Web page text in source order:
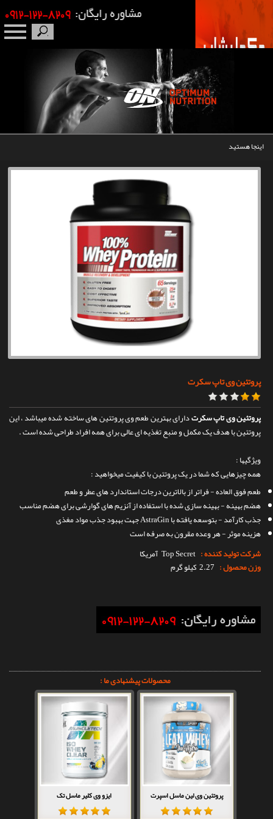
اینجا هستید
پروتئین وی تاپ سکرت
پروتئین وی تاپ سکرتدارای بهترین طعم وی پروتئین های ساخته شده میباشد ، این
پروتئین با هدف یک مکمل و منبع تغذیه ای عالی برای همه افراد طراحی شده است .
ویژگیها :
همه چیزهایی که شما در یک پروتئین با کیفیت میخواهید :
طعم فوق العاده - فراتر از بالاترین درجات استاندارد های عطر و طعم
هضم بهینه - بهینه سازی شده با استفاده از آنزیم های گوارشی برای هضم مناسب
جذب کارآمد - بتوسعه یافته با AstraGin جهت بهبود جذب مواد مغذی
هزینه موثر - هر وعده مقرون به صرفه است
شرکت تولید کننده : Top Secret آمریکا
وزن محصول : 2.27 کیلو گرم
محصولات پیشنهادی ما :
پروتئین وی لین ماسل اسپرت ایزو وی کلیر ماسل تک